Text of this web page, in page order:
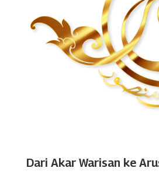
Dari Akar Warisan ke